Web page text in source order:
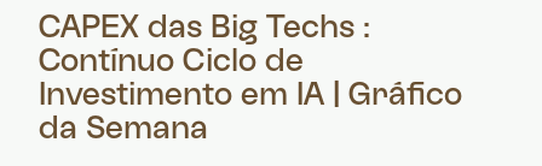
CAPEX das Big Techs :
Contínuo Ciclo de
Investimento em IA | Gráfico
da Semana